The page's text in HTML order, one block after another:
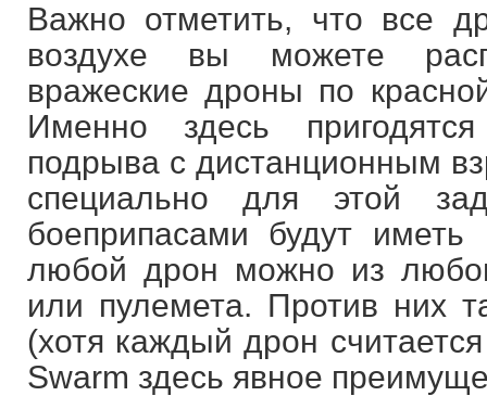
Важно отметить, что все
воздухе вы можете
вражеские дроны по
Именно здесь
подрыва с дистанционным
специально для этой
боеприпасами будут
любой дрон можно из
или пулемета. Против них
(хотя каждый дрон
Swarm здесь явное